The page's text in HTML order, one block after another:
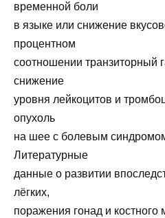
временной боли
в языке или снижение
процентном
соотношении транзиторный
снижение
уровня лейкоцитов и
опухоль
на шее с болевым
Литературные
данные о развитии
лёгких,
поражения гонад и костного